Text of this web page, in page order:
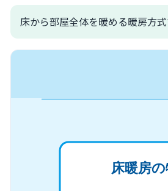
床から部屋全体を暖める暖房方